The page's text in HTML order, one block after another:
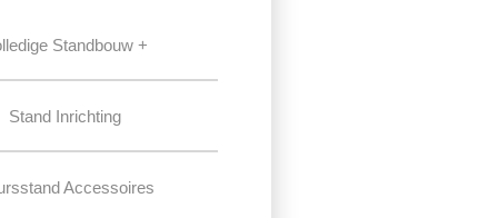
Standbouw +
Stand Inrichting
Accessoires